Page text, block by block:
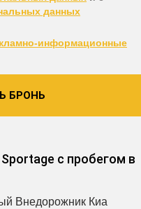
данных
информационные
БРОНЬ
с пробегом в
Внедорожник Киа